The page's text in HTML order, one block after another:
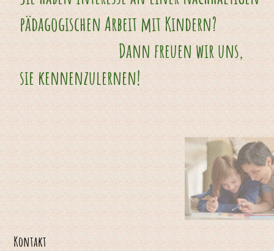
pädagogischen Arbeit mit Kindern?
Dann freuen wir uns,
sie kennenzulernen!
Kontakt